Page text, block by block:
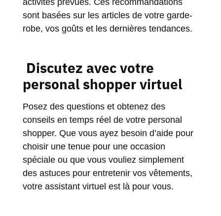
activités prévues. Ces recommandations
sont basées sur les articles de votre garde-
robe, vos goûts et les dernières tendances.
Discutez avec votre
personal shopper virtuel
Posez des questions et obtenez des
conseils en temps réel de votre personal
shopper. Que vous ayez besoin d’aide pour
choisir une tenue pour une occasion
spéciale ou que vous vouliez simplement
des astuces pour entretenir vos vêtements,
votre assistant virtuel est là pour vous.